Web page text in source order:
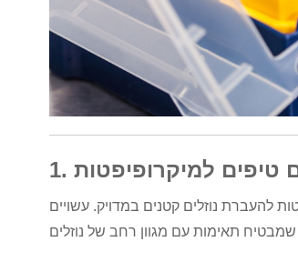
להעברת נוזלים קטנים במדויק. עשויים